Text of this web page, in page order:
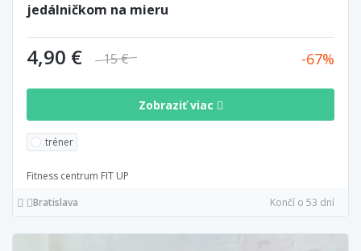
jedálničkom na mieru
4,90 € 15 € 67
Zobraziť viac
tréner
Fitness centrum FIT UP
Bratislava
Končí o 53 dní